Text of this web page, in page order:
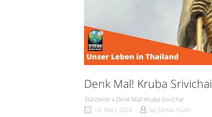
Denk Mal! Kruba Srivichai
Startseite »Denk Mal! Kruba Srivichai
10. März 2026
by Stefan Kluth